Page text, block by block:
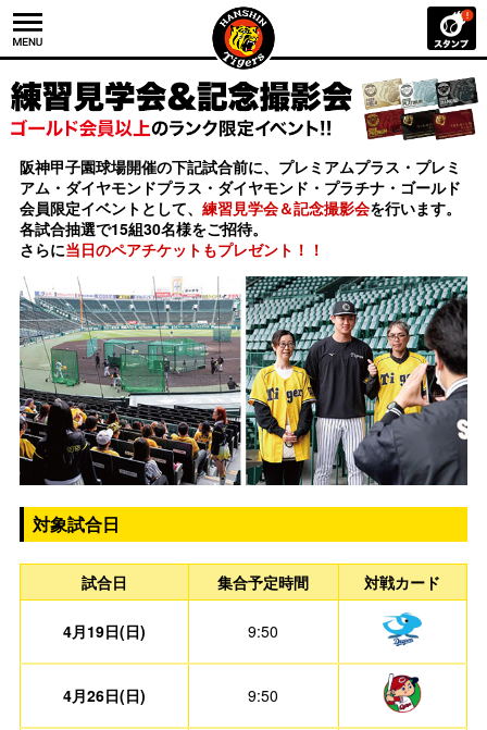
阪神甲子園球場開催の下記試合前に、プレミアムプラス・プレミ
アム・ダイヤモンドプラス・ダイヤモンド・プラチナ・ゴールド
会員限定イベントとして、 練習見学会＆記念撮影会を行います。
各試合抽選で15組30名様をご招待。
さらに当日のペアチケットもプレゼント！！
対象試合日
試合日 集合予定時間 対戦カード
4月19日(日) 9:50
4月26日(日) 9:50